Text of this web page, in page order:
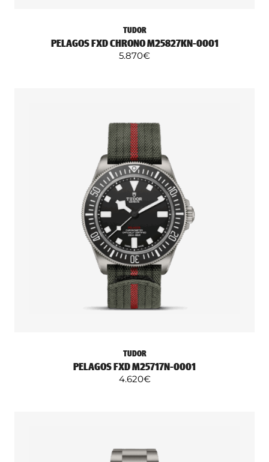
TUDOR
PELAGOS FXD CHRONO M25827KN-0001
5.870€
TUDOR
PELAGOS FXD M25717N-0001
4.620€